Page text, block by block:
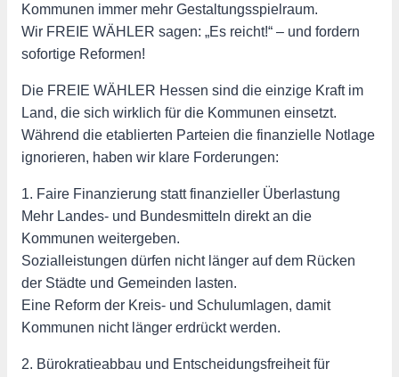
Kommunen immer mehr Gestaltungsspielraum.
Wir FREIE WÄHLER sagen: „Es reicht!“ – und fordern
sofortige Reformen!
Die FREIE WÄHLER Hessen sind die einzige Kraft im
Land, die sich wirklich für die Kommunen einsetzt.
Während die etablierten Parteien die finanzielle Notlage
ignorieren, haben wir klare Forderungen:
1. Faire Finanzierung statt finanzieller Überlastung
Mehr Landes- und Bundesmitteln direkt an die
Kommunen weitergeben.
Sozialleistungen dürfen nicht länger auf dem Rücken
der Städte und Gemeinden lasten.
Eine Reform der Kreis- und Schulumlagen, damit
Kommunen nicht länger erdrückt werden.
2. Bürokratieabbau und Entscheidungsfreiheit für